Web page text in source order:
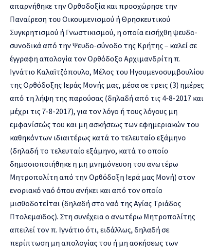
απαρνήθηκε την Ορθοδοξία και προσχώρησε την
Παναίρεση του Οικουμενισμού ή Θρησκευτικού
Συγκρητισμού ή Γνωστικισμού, η οποία εισήχθη ψευδο-
συνοδικά από την Ψευδο-σύνοδο της Κρήτης – καλεί σε
έγγραφη απολογία τον Ορθόδοξο Αρχιμανδρίτη π.
Ιγνάτιο Καλαϊτζόπουλο, Μέλος του Ηγουμενοσυμβουλίου
της Ορθόδοξης Ιεράς Μονής μας, μέσα σε τρεις (3) ημέρες
από τη λήψη της παρούσας (δηλαδή από τις 4-8-2017 και
μέχρι τις 7-8-2017), για τον λόγο ή τους λόγους μη
εμφανίσεώς του και μη ασκήσεως των εφημεριακών του
καθηκόντων ιδιαιτέρως κατά το τελευταίο εξάμηνο
(δηλαδή το τελευταίο εξάμηνο, κατά το οποίο
δημοσιοποιήθηκε η μη μνημόνευση του ανωτέρω
Μητροπολίτη από την Ορθόδοξη Ιερά μας Μονή) στον
ενοριακό ναό όπου ανήκει και από τον οποίο
μισθοδοτείται (δηλαδή στο ναό της Αγίας Τριάδος
Πτολεμαϊδος). Στη συνέχεια ο ανωτέρω Μητροπολίτης
απειλεί τον π. Ιγνάτιο ότι, ειδάλλως, δηλαδή σε
περίπτωση μη απολογίας του ή μη ασκήσεως των